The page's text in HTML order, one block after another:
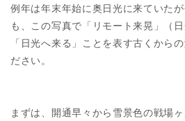
例年は年末年始に奥日光に来ていた
も、この写真で「リモート来晃」（
「日光へ来る」ことを表す古くから
ださい。
まずは、開通早々から雪景色の戦場ヶ